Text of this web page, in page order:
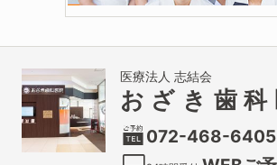
医療法人 志結会
おざき歯科
072-468-6405